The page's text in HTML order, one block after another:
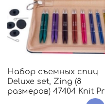
Набор съемных спиц
Deluxe set, Zing (8
размеров) 47404 Knit Pr